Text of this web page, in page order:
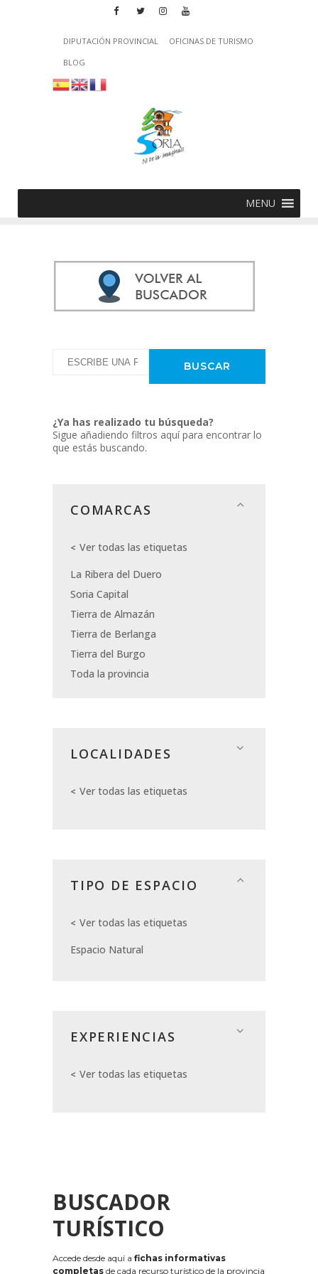
DIPUTACIÓN PROVINCIAL
OFICINAS DE TURISMO
BLOG
MENU
¿Ya has realizado tu búsqueda?
Sigue añadiendo filtros aquí para encontrar lo
que estás buscando.
COMARCAS
Ver todas las etiquetas
La Ribera del Duero
Soria Capital
Tierra de Almazán
Tierra de Berlanga
Tierra del Burgo
Toda la provincia
LOCALIDADES
Ver todas las etiquetas
TIPO DE ESPACIO
Ver todas las etiquetas
Espacio Natural
EXPERIENCIAS
Ver todas las etiquetas
BUSCADOR
TURÍSTICO
Accede desde aquí a fichas informativas
completas de cada recurso turístico de la provincia